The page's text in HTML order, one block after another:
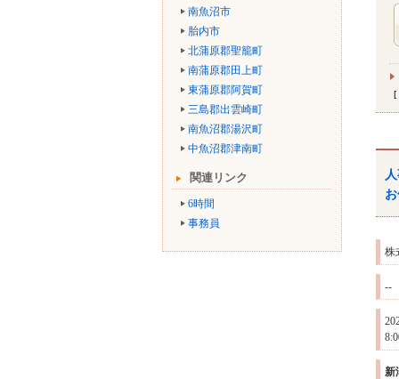
南魚沼市
胎内市
北蒲原郡聖籠町
南蒲原郡田上町
東蒲原郡阿賀町
三島郡出雲崎町
南魚沼郡湯沢町
中魚沼郡津南町
関連リンク
6時間
事務員
株
--
新